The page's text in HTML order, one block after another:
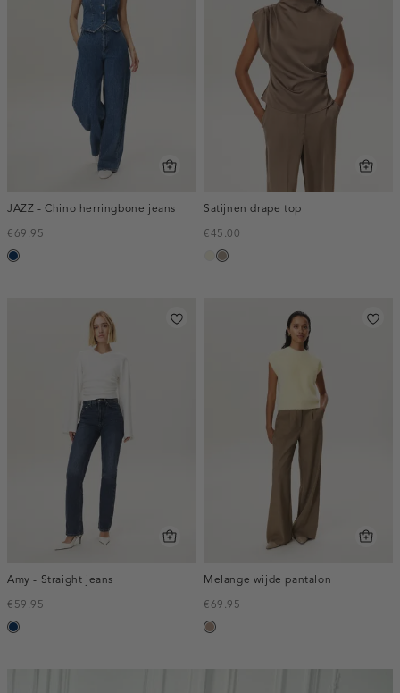
JAZZ - Chino herringbone jeans
€69.95
blauw,
Satijnen drape top
€45.00
ecru
taupe,
Amy - Straight jeans
€59.95
blauw,
dark
Melange wijde pantalon
€69.95
taupe,